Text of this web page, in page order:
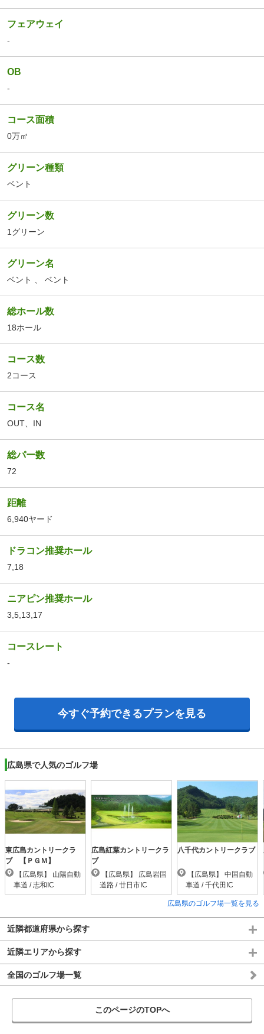
フェアウェイ
-
OB
-
コース面積
0万㎡
グリーン種類
ベント
グリーン数
1グリーン
グリーン名
ベント ベント
総ホール数
18ホール
コース数
2コース
コース名
OUT IN
総パー数
72
距離
6,940ヤード
ドラコン推奨ホール
7,18
ニアピン推奨ホール
3,5,13,17
コースレート
-
今すぐ予約できるプランを見る
広島県で人気のゴルフ場
東広島カントリークラ
ブ 【ＰＧＭ】
車道 / 志和IC
広島紅葉カントリークラ
ブ
道路 / 廿日市IC
八千代カントリークラブ
車道 / 千代田IC
広島県のゴルフ場一覧を見る
近隣都道府県から探す
近隣エリアから探す
全国のゴルフ場一覧
このページのTOPへ